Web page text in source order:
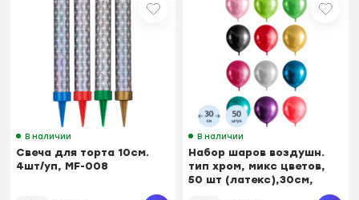
В наличии
Свеча для торта 10см.
4шт/уп, MF-008
В наличии
Набор шаров воздушн.
тип хром, микс цветов,
50 шт (латекс),30см,